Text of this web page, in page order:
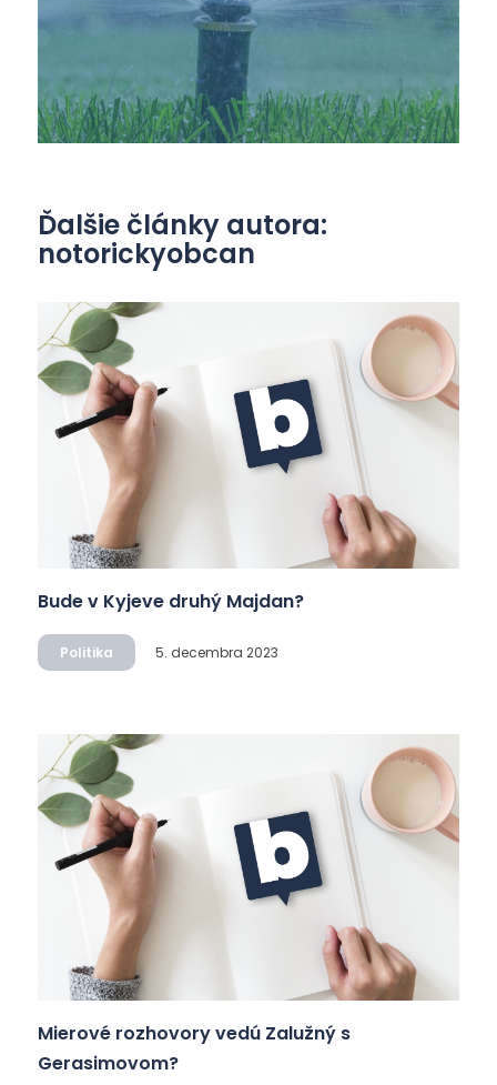
Ďalšie články autora:
notorickyobcan
Bude v Kyjeve druhý Majdan?
Politika 5. decembra 2023
Mierové rozhovory vedú Zalužný s
Gerasimovom?